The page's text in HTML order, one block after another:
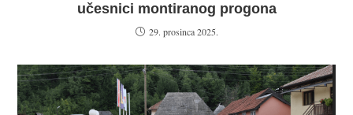
učesnici montiranog progona
29. prosinca 2025.